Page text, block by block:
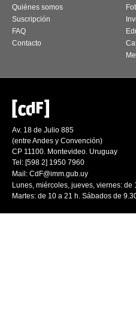
Quiénes somos
Suscripción
FAQ
Contacto
Av. 18 de Julio 885
(entre Andes y Convención)
CP 11100. Montevideo. Uruguay
Tel: [598 2] 1950 7960
Mail: CdF@imm.gub.uy
Lunes, miércoles, jueves, viernes: de
Martes: de 10 a 21 h. Sábados de